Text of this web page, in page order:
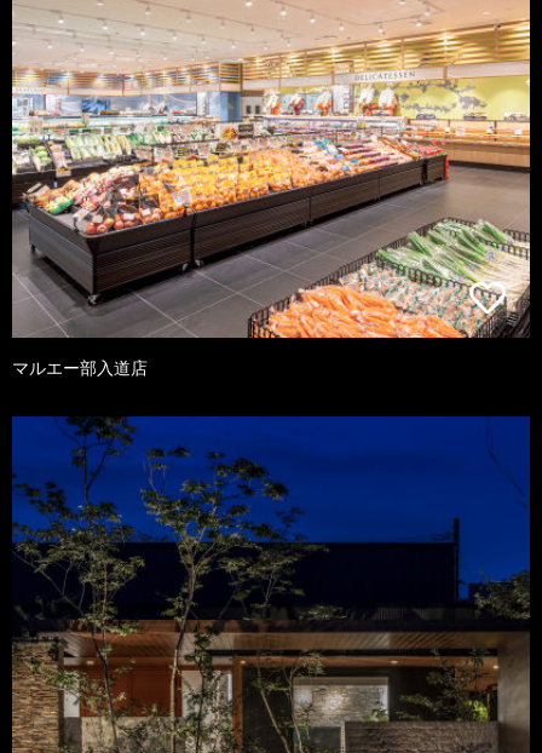
マルエー部入道店